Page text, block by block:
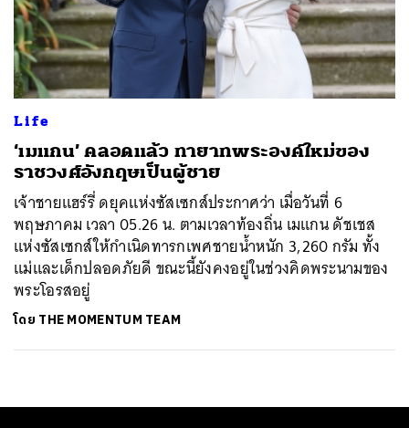
Life
‘เมแกน’ คลอดแล้ว ทายาทพระองค์ใหม่ของ
ราชวงศ์อังกฤษเป็นผู้ชาย
เจ้าชายแฮร์รี่ ดยุคแห่งซัสเซกส์ประกาศว่า เมื่อวันที่ 6
พฤษภาคม เวลา 05.26 น. ตามเวลาท้องถิ่น เมแกน ดัชเชส
แห่งซัสเซกส์ให้กำเนิดทารกเพศชายน้ำหนัก 3,260 กรัม ทั้ง
แม่และเด็กปลอดภัยดี ขณะนี้ยังคงอยู่ในช่วงคิดพระนามของ
พระโอรสอยู่
โดย THE MOMENTUM TEAM
ค้นหา
SHARE TWEET LINE EMAIL